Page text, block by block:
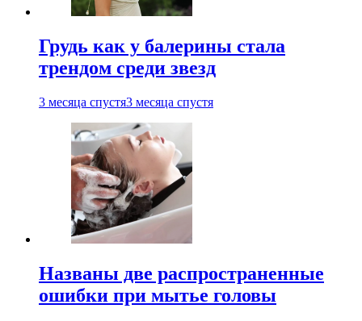
Грудь как у балерины стала
трендом среди звезд
3 месяца спустя3 месяца спустя
Названы две распространенные
ошибки при мытье головы